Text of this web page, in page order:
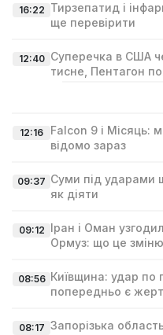
16:22 Тирзепатид і
ще перевірити
12:40 Суперечка в США
тисне, Пентагон
12:16
Falcon 9 і Місяць:
відомо зараз
09:37 Суми під ударами
як діяти
09:12 Іран і Оман
Ормуз: що це
08:56 Київщина: удар по
попередньо є
08:17 Запорізька